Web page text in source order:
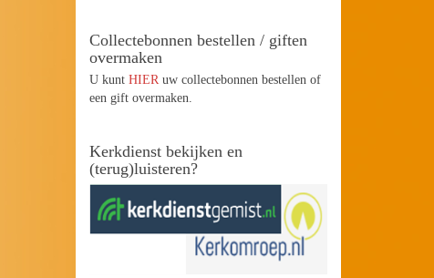
Collectebonnen bestellen / giften
overmaken
U kuntHIER uw collectebonnen bestellen of
een gift overmaken.
Kerkdienst bekijken en
(terug)luisteren?